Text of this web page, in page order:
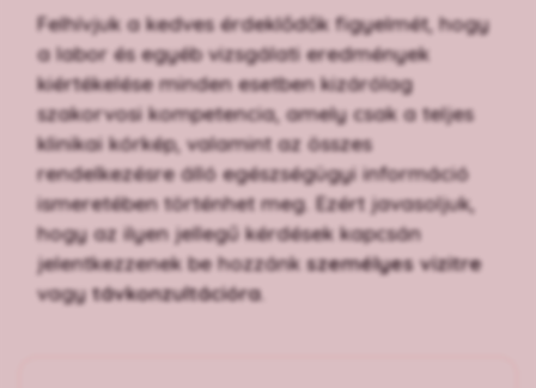
Felhívjuk a kedves érdeklődők figyelmét, hogy
a labor és egyéb vizsgálati eredmények
kiértékelése minden esetben kizárólag
szakorvosi kompetencia, amely csak a teljes
klinikai kórkép, valamint az összes
rendelkezésre álló egészségügyi információ
ismeretében történhet meg. Ezért javasoljuk,
hogy az ilyen jellegű kérdések kapcsán
jelentkezzenek be hozzánk személyes vizitre
vagytávkonzultációra.